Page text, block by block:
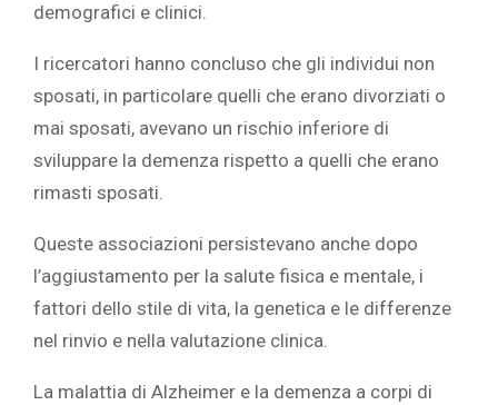
demografici e clinici.
I ricercatori hanno concluso che gli individui non
sposati, in particolare quelli che erano divorziati o
mai sposati, avevano un rischio inferiore di
sviluppare la demenza rispetto a quelli che erano
rimasti sposati.
Queste associazioni persistevano anche dopo
l’aggiustamento per la salute fisica e mentale, i
fattori dello stile di vita, la genetica e le differenze
nel rinvio e nella valutazione clinica.
La malattia di Alzheimer e la demenza a corpi di